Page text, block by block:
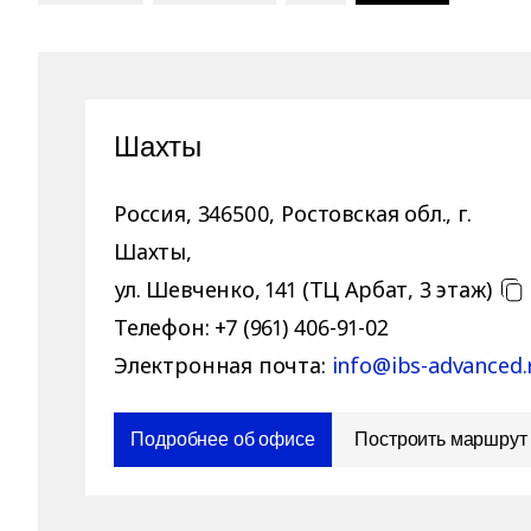
Шахты
Россия, 346500, Ростовская обл., г.
Шахты,
ул. Шевченко, 141 (ТЦ Арбат, 3 этаж)
Телефон: +7 (961) 406-91-02
Электронная почта: info@ibs-
Подробнее об офисе Построить маршрут